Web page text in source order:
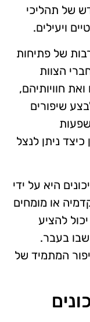
של תהליכי
ויעילים.
של פתיחות
הצוות
חוויותיהם,
שיפורים
כיצד ניתן לנצל
היא על ידי
או מומחים
להציע
בעבר.
המתמיד של